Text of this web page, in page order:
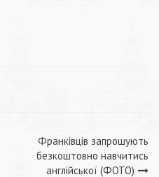
Франківців запрошують
безкоштовно навчитись
англійської (ФОТО)